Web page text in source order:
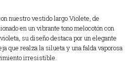
nuestro vestido largo Violete, de
en un vibrante tono melocotón con
su diseño destaca por un elegante
que realza la silueta y una falda vaporosa
irresistible.